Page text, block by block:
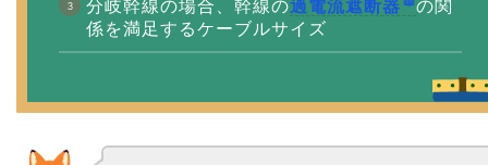
分岐幹線の場合、幹線の過電流遮断器
の関
係を満足するケーブルサイズ